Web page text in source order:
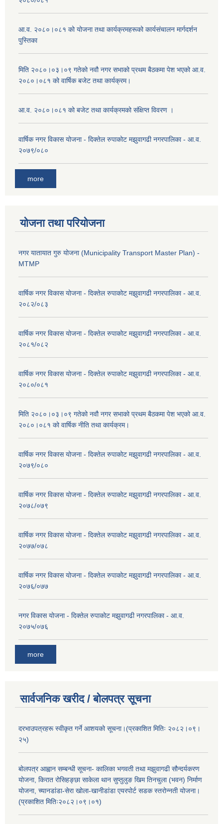
आ.व. २०८०।०८१ को योजना तथा कार्यक्रमहरूको कार्यसंचालन मार्गदर्शन
पुस्तिका
मिति २०८०।०३।०९ गतेको नवौ नगर सभाको प्रथम बैठकमा पेश भएको आ.व.
२०८०।०८१ को वार्षिक बजेट तथा कार्यक्रम।
आ.व. २०८०।०८१ को बजेट तथा कार्यक्रमको संक्षिप्त विवरण ।
वार्षिक नगर विकास योजना - दिक्तेल रुपाकोट मझुवागढी नगरपालिका - आ.व.
२०७९/०८०
more
योजना तथा परियोजना
नगर यातायात गुरु योजना (Municipality Transport Master Plan) -
MTMP
वार्षिक नगर विकास योजना - दिक्तेल रुपाकोट मझुवागढी नगरपालिका - आ.व.
२०८२/०८३
वार्षिक नगर विकास योजना - दिक्तेल रुपाकोट मझुवागढी नगरपालिका - आ.व.
२०८१/०८२
वार्षिक नगर विकास योजना - दिक्तेल रुपाकोट मझुवागढी नगरपालिका - आ.व.
२०८०/०८१
मिति २०८०।०३।०९ गतेको नवौ नगर सभाको प्रथम बैठकमा पेश भएको आ.व.
२०८०।०८१ को वार्षिक नीति तथा कार्यक्रम।
वार्षिक नगर विकास योजना - दिक्तेल रुपाकोट मझुवागढी नगरपालिका - आ.व.
२०७९/०८०
वार्षिक नगर विकास योजना - दिक्तेल रुपाकोट मझुवागढी नगरपालिका - आ.व.
२०७८/०७९
वार्षिक नगर विकास योजना - दिक्तेल रुपाकोट मझुवागढी नगरपालिका - आ.व.
२०७७/०७८
वार्षिक नगर विकास योजना - दिक्तेल रुपाकोट मझुवागढी नगरपालिका - आ.व.
२०७६/०७७
नगर विकास योजना - दिक्तेल रुपाकोट मझुवागढी नगरपालिका - आ.व.
२०७५/०७६
more
सार्वजनिक खरीद / बोलपत्र सूचना
दरभाउपत्रहरू स्वीकृत गर्ने आशयको सूचना।(प्रकाशित मितिः २०८२।०९।
२५)
बोलपत्र आह्वान सम्बन्धी सूचना- कालिका भगवती तथा मझुवागढी सौन्दर्यकरण
योजना, किरात रोसिहङ्छा साकेला थान सुप्तुलुङ खिम तिनचुला (भवन) निर्माण
योजना, च्यानडांडा-सेरा खोला-खानीडांडा एयरपोर्ट सडक स्तरोन्नती योजना।
(प्रकाशित मितिः२०८२।०९।०१)